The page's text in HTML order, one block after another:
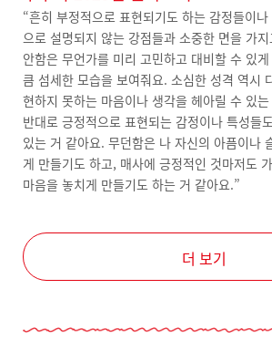
“흔히 부정적으로 표현되기도 하는 감정들이
으로 설명되지 않는 강점들과 소중한 면을 가
안함은 무언가를 미리 고민하고 대비할 수 있
큼 섬세한 모습을 보여줘요. 소심한 성격 역시
현하지 못하는 마음이나 생각을 헤아릴 수 있
반대로 긍정적으로 표현되는 감정이나 특성들
있는 거 같아요. 무던함은 나 자신의 아픔이나
게 만들기도 하고, 매사에 긍정적인 것마저도
마음을 놓치게 만들기도 하는 거 같아요.”
더 보기